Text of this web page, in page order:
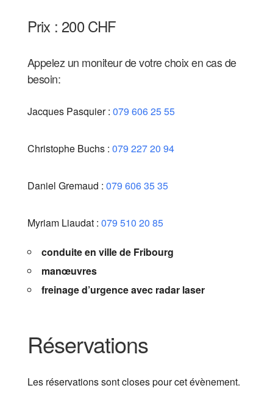
Prix : 200 CHF
Appelez un moniteur de votre choix en cas de
besoin:
Jacques Pasquier : 079 606 25 55
Christophe Buchs : 079 227 20 94
Daniel Gremaud : 079 606 35 35
Myriam Liaudat : 079 510 20 85
conduite en ville de Fribourg
manœuvres
freinage d’urgence avec radar laser
Réservations
Les réservations sont closes pour cet évènement.